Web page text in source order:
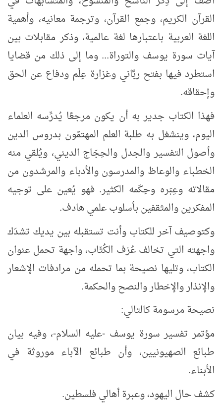
القرآن الكريم، وجمع القرآن، وترجمة معانيه، وأهمية
اللغة العربية باعتبارها لغة عالمية، وذكر مقابلات بين
آيات سورة يوسف والتوراة... وما إلى ذلك من قضايا
استطرد فيها بفتح ربَّاني وغزارة عِلْم ودفاع عن الحق
وإحقاقه.
فهذا الكتاب جدير به أن يكون مرجعًا يُدرِّسه العلماء
اليوم، وينشغل به طلبة العلم المهتمّون بدروس الدين
وأصول التفسير والجدل والحِجَاج الديني، ويُلقي منه
الخطباء والوعاظ والمدرسون والأدباء والمرشدون من
مقالاته وعِبَره وحِكَمه الكثير. فهو يُعين على توجيه
المفكرين والمثقفين بأسلوب علمي هادف.
وكتوصيف آخر للكتاب وأنت تستقبله بين يديك تشدّك
واجهته التي تخالف عُرْف الكُتّاب، واجهة تحمل عنوان
الكتاب، وتليها نصيحة بما تحمله من مرادفات الإشعار
والإنذار والإخطار والنصح والحكمة.
نصيحة مرسومة كالتالي:
مؤتمر تفسير سورة يوسف -عليه السلام-، وفيه بيان
طبائع الصهيونيين، وأن طبائع الآباء موروثة في
الأبناء.
كشف حال اليهود، وعبرة أهالي فلسطين.